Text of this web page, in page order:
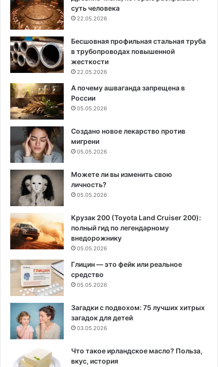
суть человека
22.05.2026
Бесшовная профильная стальная труба
в трубопроводах повышенной
жесткости
22.05.2026
А почему ашваганда запрещена в
России
05.05.2026
Создано новое лекарство против
мигрени
05.05.2026
Можете ли вы изменить свою
личность?
05.05.2026
Крузак 200 (Toyota Land Cruiser 200):
полный гид по легендарному
внедорожнику
05.05.2026
Глицин — это фейк или реальное
средство
05.05.2026
Загадки с подвохом: 75 лучших хитрых
загадок для детей
03.05.2026
Что такое ирландское масло? Польза,
вкус, история